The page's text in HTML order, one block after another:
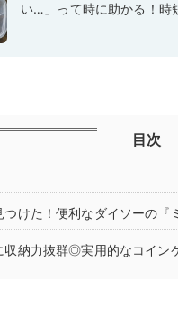
い…」って時に助かる！時
目次
けた！便利なダイソーの『
収納力抜群◎実用的なコイン